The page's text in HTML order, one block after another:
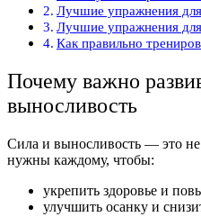
Лучшие упражнения
Лучшие упражнения
Как правильно
Почему важно
выносливость
Сила и выносливость — это не
нужны каждому, чтобы:
укрепить здоровье и
улучшить осанку и